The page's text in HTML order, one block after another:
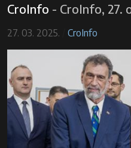
CroInfo - CroInfo, 27.
27. 03. 2025. CroInfo